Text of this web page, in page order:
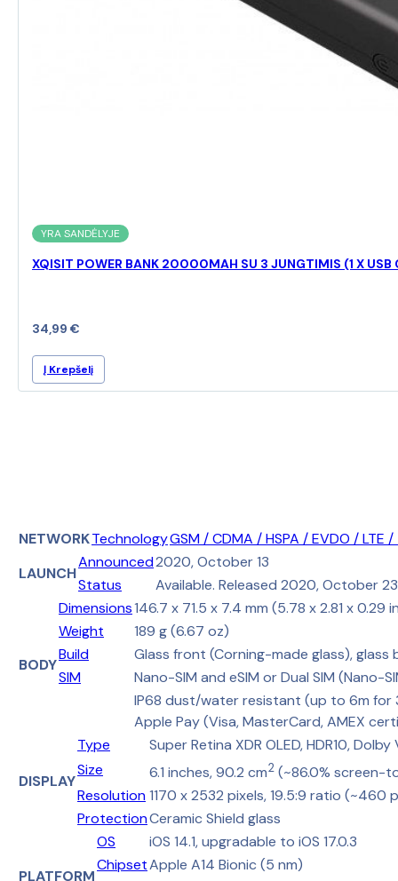
YRA SANDĖLYJE
XQISIT POWER BANK 20000MAH SU 3 JUNGTIMIS (1 X USB
34,99 €
Į Krepšelį
NETWORKTechnologyGSM / CDMA / HSPA / EVDO / LTE
LAUNCH
Announced2020, October 13
Status
Available. Released 2020, October 23
BODY
Dimensions146.7 x 71.5 x 7.4 mm (5.78 x 2.81 x 0.29
Weight
189 g (6.67 oz)
Build
Glass front (Corning-made glass),
SIM
Nano-SIM and eSIM or Dual SIM (Nano-
IP68 dust/water resistant (up to 6m for
Apple Pay (Visa, MasterCard, AMEX
DISPLAY
Type
Super Retina XDR OLED, HDR10,
Size
6.1 inches, 90.2 cm2 (~86.0% screen-
Resolution1170 x 2532 pixels, 19.5:9 ratio (~460
ProtectionCeramic Shield glass
PLATFORM
OS
iOS 14.1, upgradable to iOS 17.0.3
ChipsetApple A14 Bionic (5 nm)